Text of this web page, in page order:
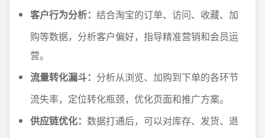
客户行为分析： 结合淘宝的订单、访问、收藏、加
购等数据，分析客户偏好，指导精准营销和会员运
营。
流量转化漏斗： 分析从浏览、加购到下单的各环节
流失率，定位转化瓶颈，优化页面和推广方案。
供应链优化： 数据打通后，可以对库存、发货、退